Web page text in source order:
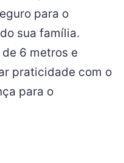
para o
sua família.
6 metros e
praticidade com o
para o